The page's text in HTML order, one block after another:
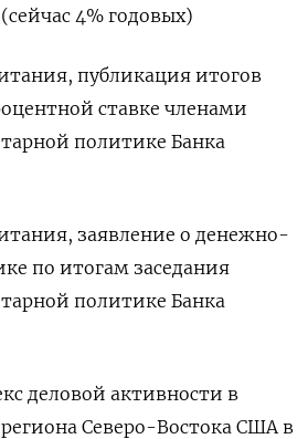
4% годовых)
публикация итогов
ставке членами
политике Банка
заявление о денежно-
по итогам заседания
политике Банка
деловой активности в
Северо-Востока США в